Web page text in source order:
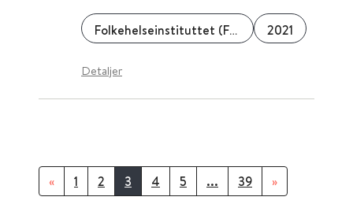
Folkehelseinstituttet (FHI) 2021
Detaljer
« 1 2 3 4 5 ... 39 »